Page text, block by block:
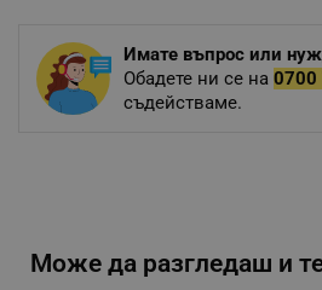
Имате въпрос или
Обадете ни се на 0700
съдействаме.
Може да разгледаш и